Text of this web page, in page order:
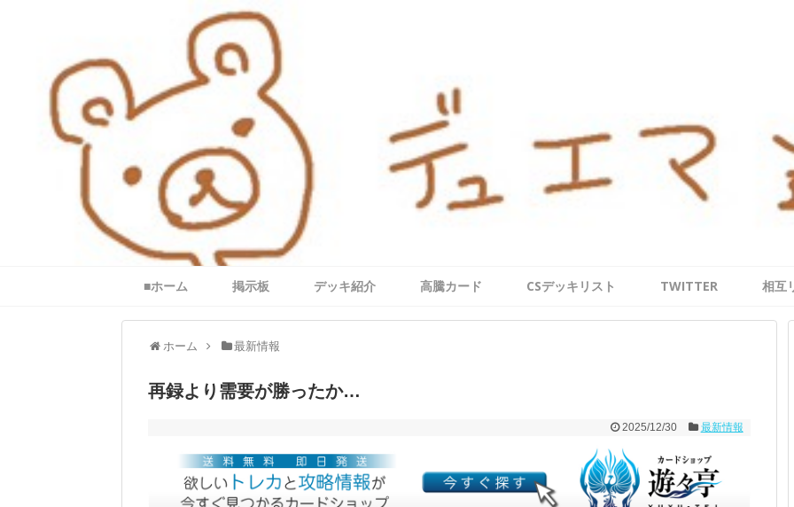
■ホーム 掲示板 デッキ紹介 高騰カード CSデッキリスト TWITTER 相互
ホーム 最新情報
再録より需要が勝ったか…
2025/12/30 最新情報